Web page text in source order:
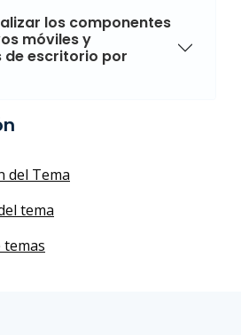
los componentes
móviles y
escritorio por
del Tema
tema
temas